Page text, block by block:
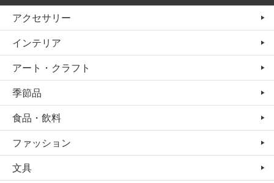
アクセサリー
インテリア
アート・クラフト
季節品
食品・飲料
ファッション
文具